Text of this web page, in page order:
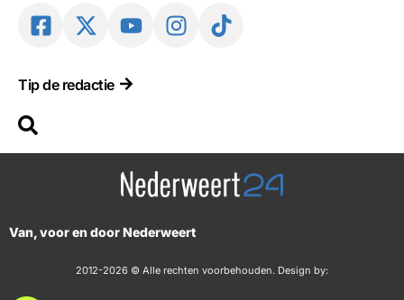
Tip de redactie
Van, voor en door Nederweert
2012-2026 © Alle rechten voorbehouden. Design by: